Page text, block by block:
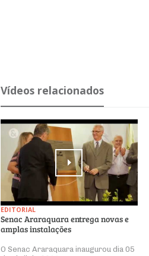
Ví­deos re­la­ci­o­nados
EDITORIAL
Senac Araraquara entrega novas e
amplas instalações
O Senac Araraquara inaugurou dia 05